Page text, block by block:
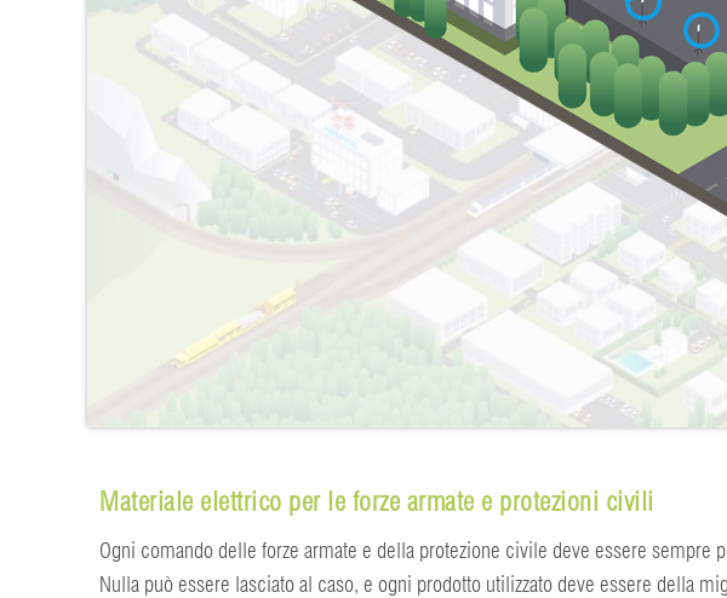
Materiale elettrico per le forze armate e protezioni civili
Ogni comando delle forze armate e della protezione civile deve essere
Nulla può essere lasciato al caso, e ogni prodotto utilizzato deve essere della